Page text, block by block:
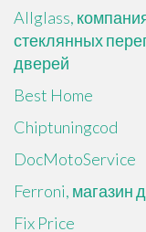
Allglass,
стеклянных
дверей
Best Home
Chiptuningcod
DocMotoService
Ferroni, магазин
Fix Price